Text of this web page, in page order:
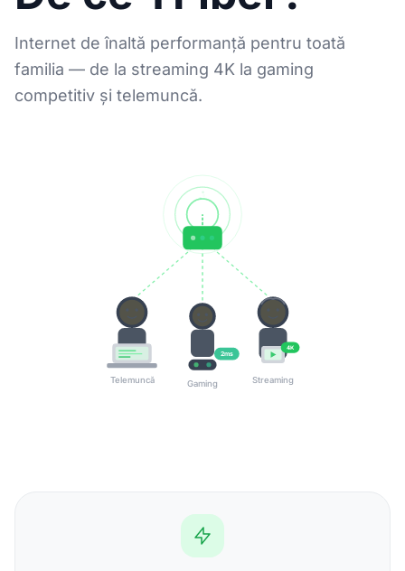
Internet de înaltă performanță pentru toată
familia — de la streaming 4K la gaming
competitiv și telemuncă.
Telemuncă
2ms
Gaming
4K
Streaming